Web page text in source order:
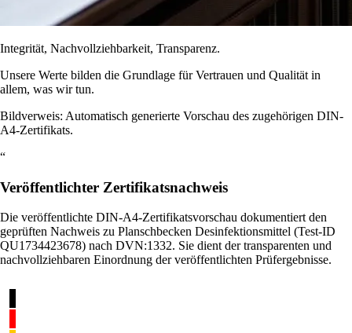
Integrität, Nachvollziehbarkeit, Transparenz.
Unsere Werte bilden die Grundlage für Vertrauen und Qualität in
allem, was wir tun.
Bildverweis: Automatisch generierte Vorschau des zugehörigen DIN-
A4-Zertifikats.
“
Veröffentlichter Zertifikatsnachweis
Die veröffentlichte DIN-A4-Zertifikatsvorschau dokumentiert den
geprüften Nachweis zu Planschbecken Desinfektionsmittel (Test-ID
QU1734423678) nach DVN:1332. Sie dient der transparenten und
nachvollziehbaren Einordnung der veröffentlichten Prüfergebnisse.